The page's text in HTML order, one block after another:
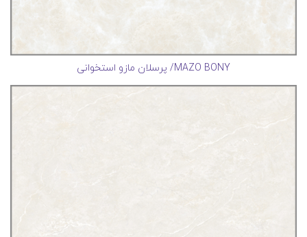
MAZO BONY/ پرسلان مازو استخوانی